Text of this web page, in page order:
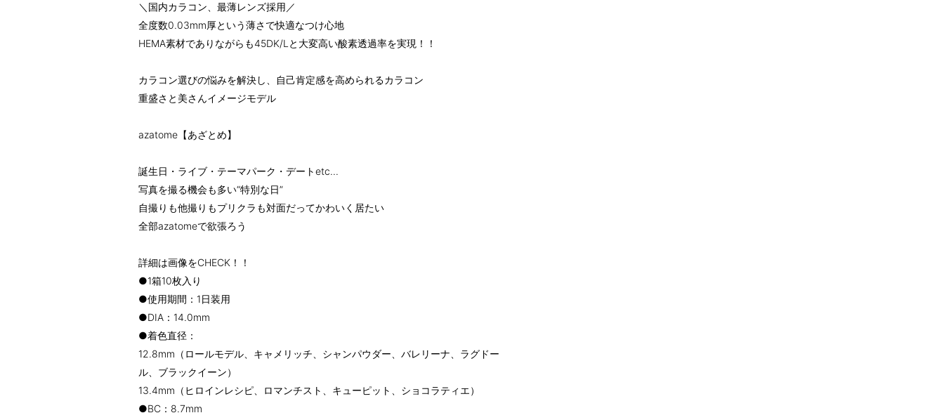
＼国内カラコン、最薄レンズ採用／
全度数0.03mm厚という薄さで快適なつけ心地
HEMA素材でありながらも45DK/Lと大変高い酸素透過率を実現！！
カラコン選びの悩みを解決し、自己肯定感を高められるカラコン
重盛さと美さんイメージモデル
azatome【あざとめ】
誕生日・ライブ・テーマパーク・デートetc...
写真を撮る機会も多い“特別な日”
自撮りも他撮りもプリクラも対面だってかわいく居たい
全部azatomeで欲張ろう
詳細は画像をCHECK！！
●1箱10枚入り
●使用期間：1日装用
●DIA：14.0mm
●着色直径：
12.8mm（ロールモデル、キャメリッチ、シャンパウダー、バレリーナ、ラグドー
ル、ブラックイーン）
13.4mm（ヒロインレシピ、ロマンチスト、キューピット、ショコラティエ）
●BC：8.7mm